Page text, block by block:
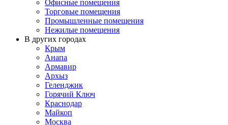
Офисные помещения
Торговые помещения
Промышленные помещения
Нежилые помещения
В других городах
Крым
Анапа
Армавир
Архыз
Геленджик
Горячий Ключ
Краснодар
Майкоп
Москва